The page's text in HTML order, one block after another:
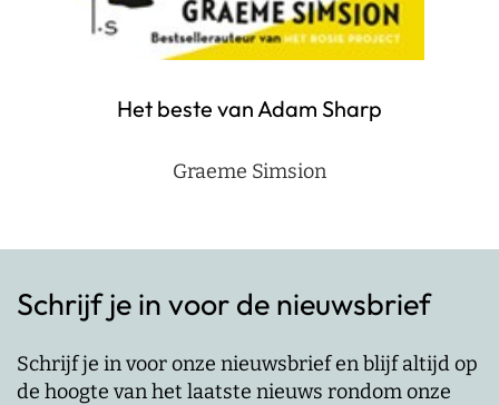
Het beste van Adam Sharp
Graeme Simsion
Schrijf je in voor de nieuwsbrief
Schrijf je in voor onze nieuwsbrief en blijf altijd op
de hoogte van het laatste nieuws rondom onze